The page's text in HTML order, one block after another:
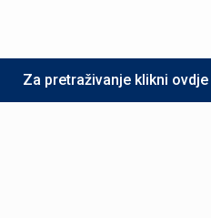
Za pretraživanje klikni ovdje